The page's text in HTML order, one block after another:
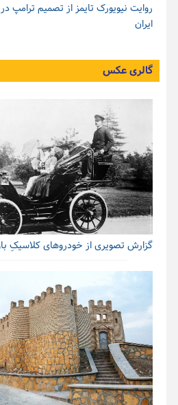
روایت نیویورک تایمز از تصمیم ترامپ
ایران
گالری عکس
گزارش تصویری از خودروهای کلاسیکِ